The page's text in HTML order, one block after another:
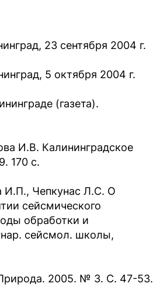
23 сентября 2004 г.
5 октября 2004 г.
(газета).
И.В. Калининградское
170 с.
И.П., Чепкунас Л.С. О
сейсмического
обработки и
сейсмол. школы,
2005. № 3. С. 47-53.